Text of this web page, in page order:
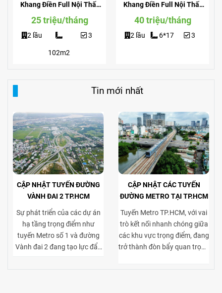
Khang Điền Full Nội Thất
Giá Siêu Rẻ
25 triệu/tháng
2 lầu
102m2
3
Khang Điền Full Nội Thất
View Công Viên
40 triệu/tháng
2 lầu 6*17 3
Tin mới nhất
CẬP NHẬT TUYẾN ĐƯỜNG
VÀNH ĐAI 2 TP.HCM
Sự phát triển của các dự án
hạ tầng trọng điểm như
tuyến Metro số 1 và đường
Vành đai 2 đang tạo lực đẩy
CẬP NHẬT CÁC TUYẾN
ĐƯỜNG METRO TẠI TP.HCM
Tuyến Metro TP.HCM, với vai
trò kết nối nhanh chóng giữa
các khu vực trọng điểm, đang
trở thành đòn bẩy quan trọng